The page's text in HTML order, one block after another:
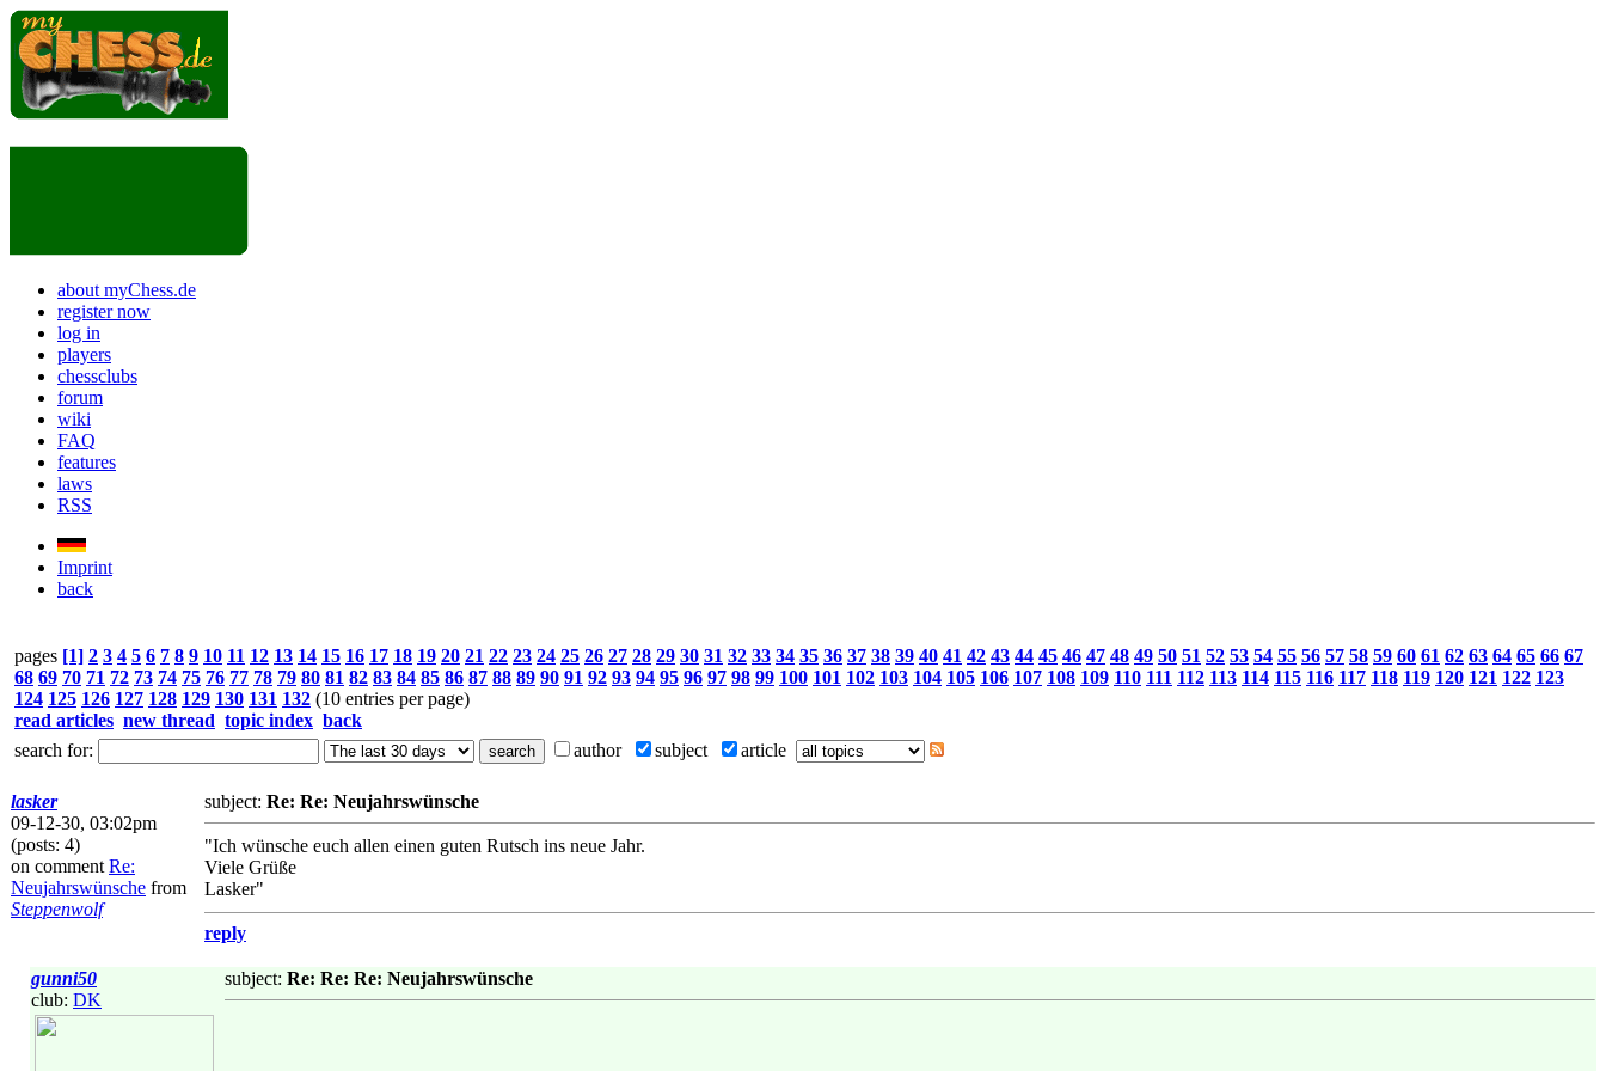
about myChess.de
register now
log in
players
chessclubs
forum
wiki
FAQ
features
laws
RSS
Imprint
back
pages [1] 2 3 4 5 6 7 8 9 10 11 12 13 14 15 16 17 18 19 20 21 22 23 24 25 26 27 28 29 30 31 32 33 34 35 36 37 38 39 40 41 42 43 44 45 46 47 48 49 50 51 52 53 54 55 56 57 58 59 60 61 62 63 64 65 66 67
68 69 70 71 72 73 74 75 76 77 78 79 80 81 82 83 84 85 86 87 88 89 90 91 92 93 94 95 96 97 98 99 100 101 102 103 104 105 106 107 108 109 110 111 112 113 114 115 116 117 118 119 120 121 122 123
124 125 126 127 128 129 130 131 132 (10 entries per page)
read articles new thread topic index back
search for:
author subject article
lasker
09-12-30, 03:02pm
(posts: 4)
on comment Re:
Neujahrswünsche from
Steppenwolf
subject: Re: Re: Neujahrswünsche
"Ich wünsche euch allen einen guten Rutsch ins neue Jahr.
Viele Grüße
Lasker"
reply
gunni50
club: DK
subject: Re: Re: Re: Neujahrswünsche